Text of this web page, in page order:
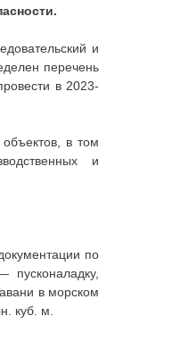
и
перечень
в 2023-
в том
и
по
пусконаладку,
в морском
куб. м.